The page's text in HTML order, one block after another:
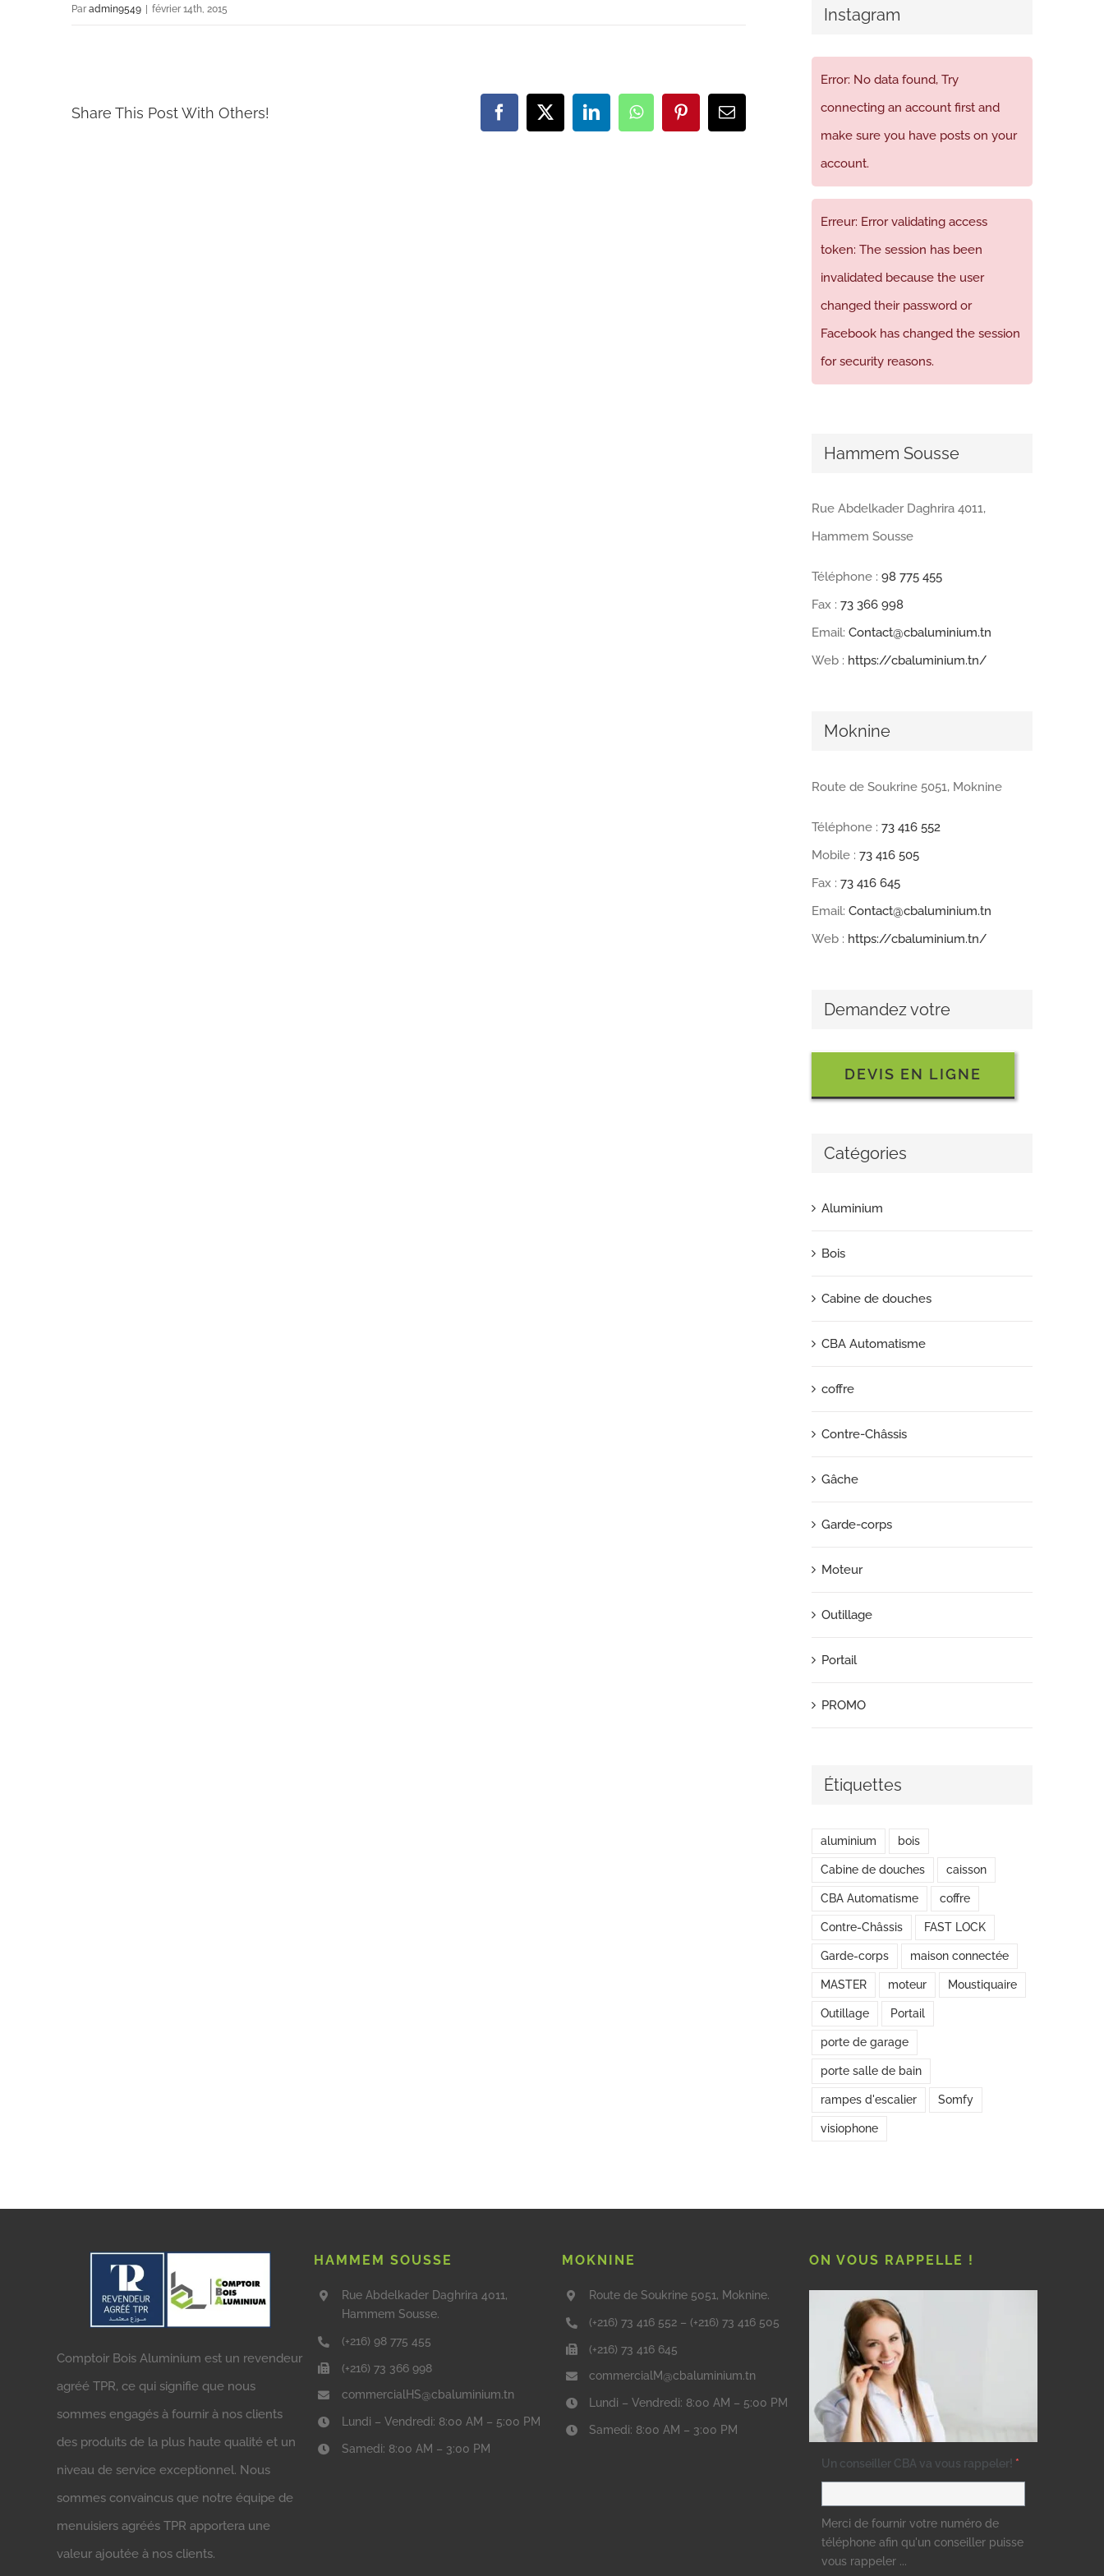
Par admin9549 | février 14th, 2015
Share This Post With Others! Facebook
X LinkedInWhatsAppPinterestEmail
Instagram
Error: No data found, Try
connecting an account first and
make sure you have posts on your
account.
Erreur: Error validating access
token: The session has been
invalidated because the user
changed their password or
Facebook has changed the session
for security reasons.
Hammem Sousse
Rue Abdelkader Daghrira 4011,
Hammem Sousse
Téléphone : 98 775 455
Fax : 73 366 998
Email: Contact@cbaluminium.tn
Web : https://cbaluminium.tn/
Moknine
Route de Soukrine 5051, Moknine
Téléphone : 73 416 552
Mobile : 73 416 505
Fax : 73 416 645
Email: Contact@cbaluminium.tn
Web : https://cbaluminium.tn/
Demandez votre
DEVIS EN LIGNE
Catégories
Aluminium
Bois
Cabine de douches
CBA Automatisme
coffre
Contre-Châssis
Gâche
Garde-corps
Moteur
Outillage
Portail
PROMO
Étiquettes
aluminium bois
Cabine de douches caisson
CBA Automatisme coffre
Contre-Châssis FAST LOCK
Garde-corps maison connectée
MASTER moteur Moustiquaire
Outillage Portail
porte de garage
porte salle de bain
rampes d'escalier Somfy
visiophone
Comptoir Bois Aluminium est un revendeur
agréé TPR, ce qui signifie que nous
sommes engagés à fournir à nos clients
des produits de la plus haute qualité et un
niveau de service exceptionnel. Nous
sommes convaincus que notre équipe de
menuisiers agréés TPR apportera une
valeur ajoutée à nos clients.
HAMMEM SOUSSE
Rue Abdelkader Daghrira 4011,
Hammem Sousse.
(+216) 98 775 455
(+216) 73 366 998
commercialHS@cbaluminium.tn
Lundi – Vendredi: 8:00 AM – 5:00 PM
Samedi: 8:00 AM – 3:00 PM
MOKNINE
Route de Soukrine 5051, Moknine.
(+216) 73 416 552 – (+216) 73 416 505
(+216) 73 416 645
commercialM@cbaluminium.tn
Lundi – Vendredi: 8:00 AM – 5:00 PM
Samedi: 8:00 AM – 3:00 PM
ON VOUS RAPPELLE !
Un conseiller CBA va vous rappeler! *
Merci de fournir votre numéro de
téléphone afin qu'un conseiller puisse
vous rappeler ...